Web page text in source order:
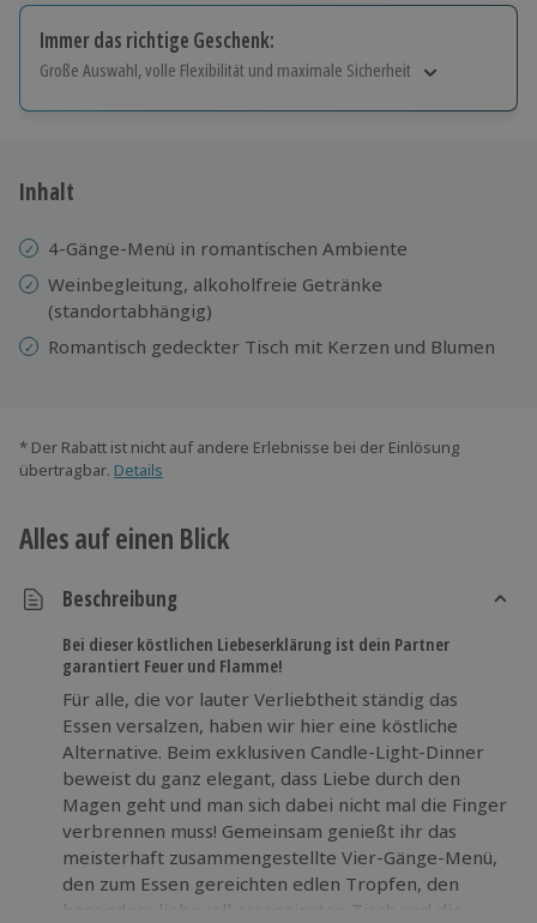
Immer das richtige Geschenk:
Große Auswahl, volle Flexibilität und maximale Sicherheit
Jeder Gutschein für alle Erlebnisse einlösbar.
Inhalt
4-Gänge-Menü in romantischen Ambiente
Weinbegleitung, alkoholfreie Getränke
(standortabhängig)
Romantisch gedeckter Tisch mit Kerzen und Blumen
* Der Rabatt ist nicht auf andere Erlebnisse bei der Einlösung
übertragbar. Details
Alles auf einen Blick
Beschreibung
Bei dieser köstlichen Liebeserklärung ist dein Partner
garantiert Feuer und Flamme!
Für alle, die vor lauter Verliebtheit ständig das
Essen versalzen, haben wir hier eine köstliche
Alternative. Beim exklusiven Candle-Light-Dinner
beweist du ganz elegant, dass Liebe durch den
Magen geht und man sich dabei nicht mal die Finger
verbrennen muss! Gemeinsam genießt ihr das
meisterhaft zusammengestellte Vier-Gänge-Menü,
den zum Essen gereichten edlen Tropfen, den
besonders liebevoll arrangierten Tisch und die